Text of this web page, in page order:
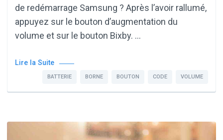
de redémarrage Samsung ? Après l’avoir rallumé,
appuyez sur le bouton d’augmentation du
volume et sur le bouton Bixby. …
Lire la Suite
BATTERIE BORNE BOUTON CODE VOLUME